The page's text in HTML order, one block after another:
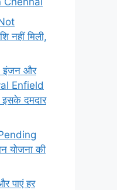
नहीं मिली,
इंजन और
Enfield
दमदार
योजना की
पाएं हर